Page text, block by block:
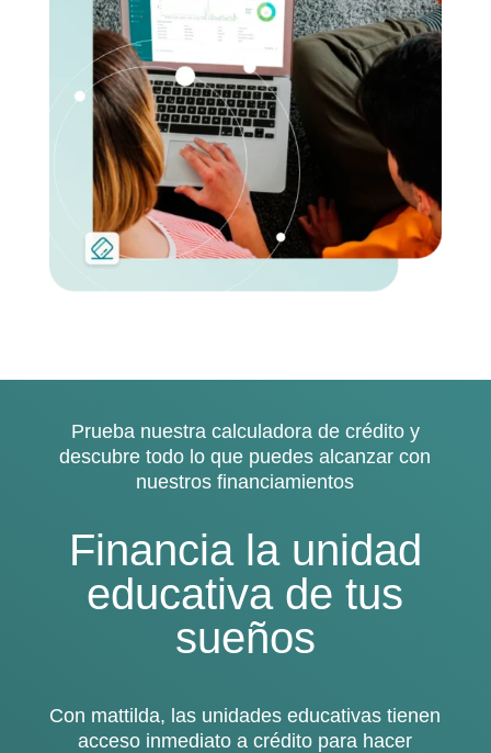
Prueba nuestra calculadora de crédito y
descubre todo lo que puedes alcanzar con
nuestros financiamientos
Financia la unidad
educativa de tus
sueños
Con mattilda, las unidades educativas tienen
acceso inmediato a crédito para hacer